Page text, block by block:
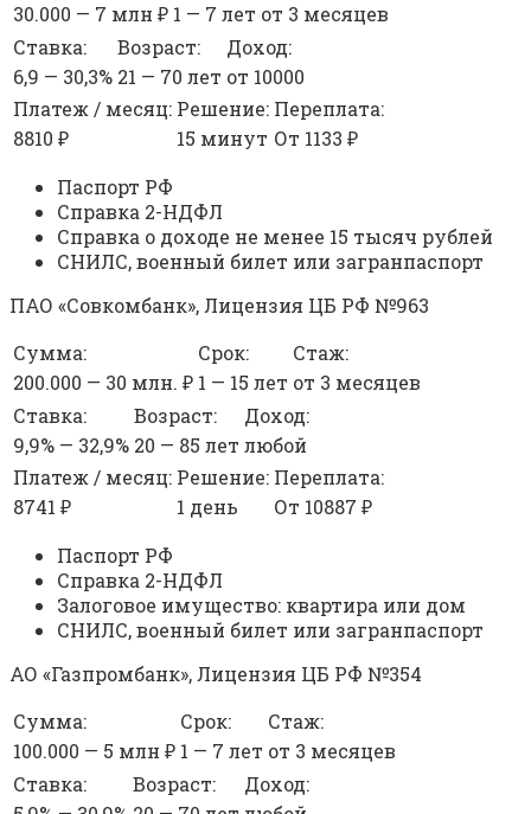
30.000 — 7 млн ₽ 1 — 7 лет от 3 месяцев
Ставка:
Возраст:
Доход:
6,9 — 30,3% 21 — 70 лет от 10000
Платеж / месяц: Решение: Переплата:
8810 ₽
15 минут От 1133 ₽
Паспорт РФ
Справка 2-НДФЛ
Справка о доходе не менее 15 тысяч рублей
СНИЛС, военный билет или загранпаспорт
ПАО «Совкомбанк», Лицензия ЦБ РФ №963
Сумма:
Срок:
Стаж:
200.000 — 30 млн. ₽ 1 — 15 лет от 3 месяцев
Ставка:
Возраст:
Доход:
9,9% — 32,9% 20 — 85 лет любой
Платеж / месяц: Решение: Переплата:
8741 ₽
1 день
От 10887 ₽
Паспорт РФ
Справка 2-НДФЛ
Залоговое имущество: квартира или дом
СНИЛС, военный билет или загранпаспорт
АО «Газпромбанк», Лицензия ЦБ РФ №354
Сумма:
Срок:
Стаж:
100.000 — 5 млн ₽ 1 — 7 лет от 3 месяцев
Ставка:
Возраст:
Доход: